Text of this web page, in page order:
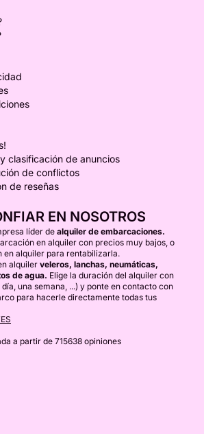
clasificación de anuncios
de conflictos
de reseñas
EN NOSOTROS
líder de alquiler de embarcaciones.
en alquiler con precios muy bajos, o
en alquiler para rentabilizarla.
alquilerveleros, lanchas, neumáticas,
de agua. Elige la duración del alquiler con
una semana, ...) y ponte en contacto con
para hacerle directamente todas tus
a partir de 715638 opiniones